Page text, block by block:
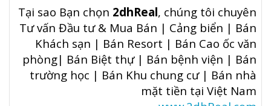
Tại sao Bạn chọn 2dhReal, chúng tôi chuyên
Tư vấn Đầu tư & Mua Bán | Cảng biển | Bán
Khách sạn | Bán Resort | Bán Cao ốc văn
phòng| Bán Biệt thự | Bán bệnh viện | Bán
trường học | Bán Khu chung cư | Bán nhà
mặt tiền tại Việt Nam